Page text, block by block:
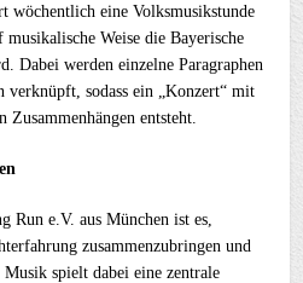
wöchentlich eine Volksmusikstunde
Weise die Bayerische
Dabei werden einzelne Paragraphen
sodass ein „Konzert“ mit
entsteht.
Run e.V. aus München ist es,
zusammenzubringen und
spielt dabei eine zentrale